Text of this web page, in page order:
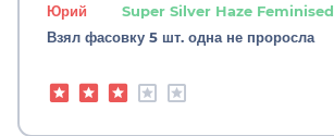
Юрий
Super Silver Haze Feminised
Взял фасовку 5 шт. одна не проросла